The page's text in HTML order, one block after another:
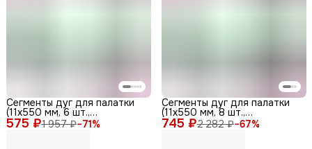
575 ₽1 957 ₽−71%
Сегменты дуг для палатки
(11х550 мм, 6 шт.,
фиберглас) 745 ₽2 282 ₽−67%
Сегменты дуг для палатки
(11х550 мм, 8 шт.,
фиберглас)